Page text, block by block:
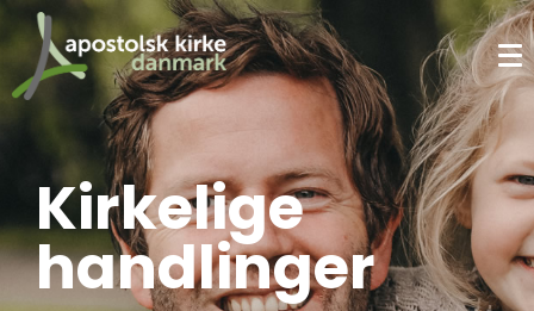
Kirkelige
handlinger